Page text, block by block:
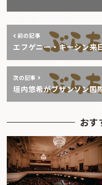
前の記事
エフゲニー・キーシン来
次の記事
垣内悠希がブザンソン国
おす